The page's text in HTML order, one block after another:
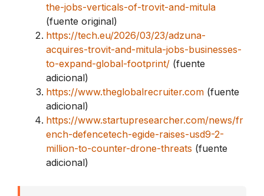
the-jobs-verticals-of-trovit-and-mitula
(fuente original)
https://tech.eu/2026/03/23/adzuna-
acquires-trovit-and-mitula-jobs-businesses-
to-expand-global-footprint/ (fuente
adicional)
https://www.theglobalrecruiter.com (fuente
adicional)
https://www.startupresearcher.com/news/fr
ench-defencetech-egide-raises-usd9-2-
million-to-counter-drone-threats (fuente
adicional)